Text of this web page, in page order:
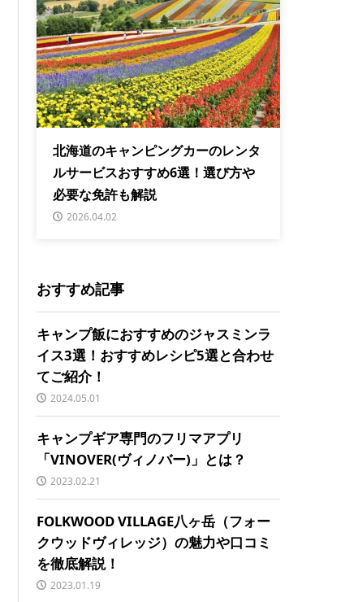
北海道のキャンピングカーのレンタ
ルサービスおすすめ6選！選び方や
必要な免許も解説
2026.04.02
おすすめ記事
キャンプ飯におすすめのジャスミンラ
イス3選！おすすめレシピ5選と合わせ
てご紹介！
2024.05.01
キャンプギア専門のフリマアプリ
「VINOVER(ヴィノバー)」とは？
2023.02.21
FOLKWOOD VILLAGE八ヶ岳（フォー
クウッドヴィレッジ）の魅力や口コミ
を徹底解説！
2023.01.19